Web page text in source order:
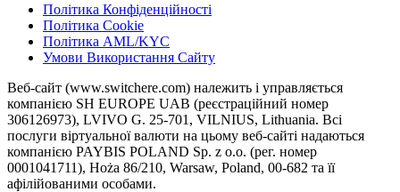
Політика Конфіденційності
Політика Cookie
Політика AML/KYC
Умови Використання Сайту
Веб-сайт (www.switchere.com) належить і управляється
компанією SH EUROPE UAB (реєстраційний номер
306126973), LVIVO G. 25-701, VILNIUS, Lithuania. Всі
послуги віртуальної валюти на цьому веб-сайті надаються
компанією PAYBIS POLAND Sp. z o.o. (рег. номер
0001041711), Hoża 86/210, Warsaw, Poland, 00-682 та її
афілійованими особами.